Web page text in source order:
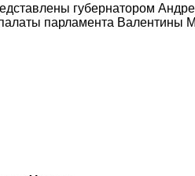
губернатором
парламента Валентины